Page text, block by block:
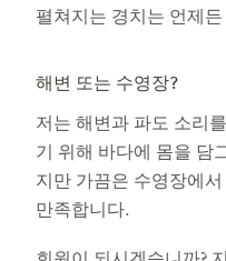
펼쳐지는 경치는 언제
해변 또는 수영장?
저는 해변과 파도 소리
기 위해 바다에 몸을 담
지만 가끔은 수영장에
만족합니다.